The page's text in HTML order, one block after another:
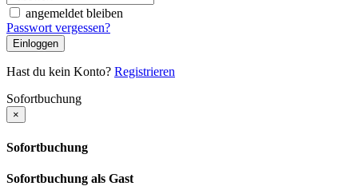
angemeldet bleiben
Passwort vergessen?
Einloggen
Hast du kein Konto? Registrieren
Sofortbuchung
×
Sofortbuchung
Sofortbuchung als Gast